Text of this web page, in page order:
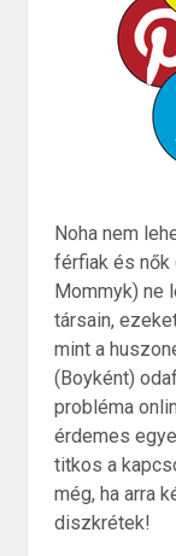
Noha nem
férfiak és nők
Mommyk) ne
társain,
mint a
(Boyként)
probléma
érdemes
titkos a
még, ha arra
diszkrétek!